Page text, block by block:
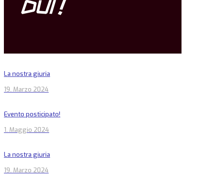
DUI !
La nostra giuria
19. Marzo 2024
Evento posticipato!
1. Maggio 2024
La nostra giuria
19. Marzo 2024